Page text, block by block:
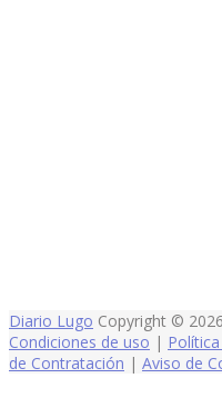
Diario Lugo Copyright ©
Condiciones de uso |
de Contratación | Aviso de